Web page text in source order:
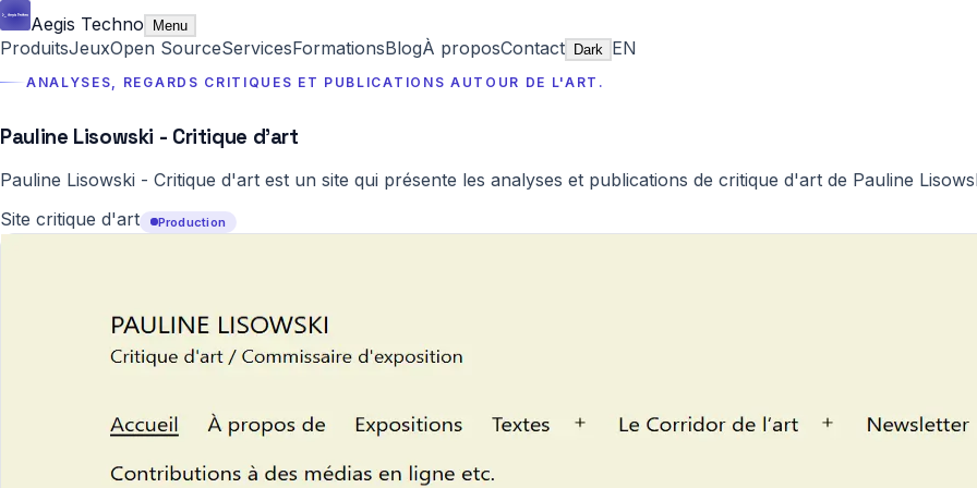
Aegis Techno Menu
ProduitsJeuxOpen SourceServicesFormationsBlogÀ proposContact Dark EN
ANALYSES, REGARDS CRITIQUES ET PUBLICATIONS AUTOUR DE L'ART.
Pauline Lisowski - Critique d'art
Pauline Lisowski - Critique d'art est un site qui présente les analyses et publications de critique d'art de Pauline
Site critique d'art
Production